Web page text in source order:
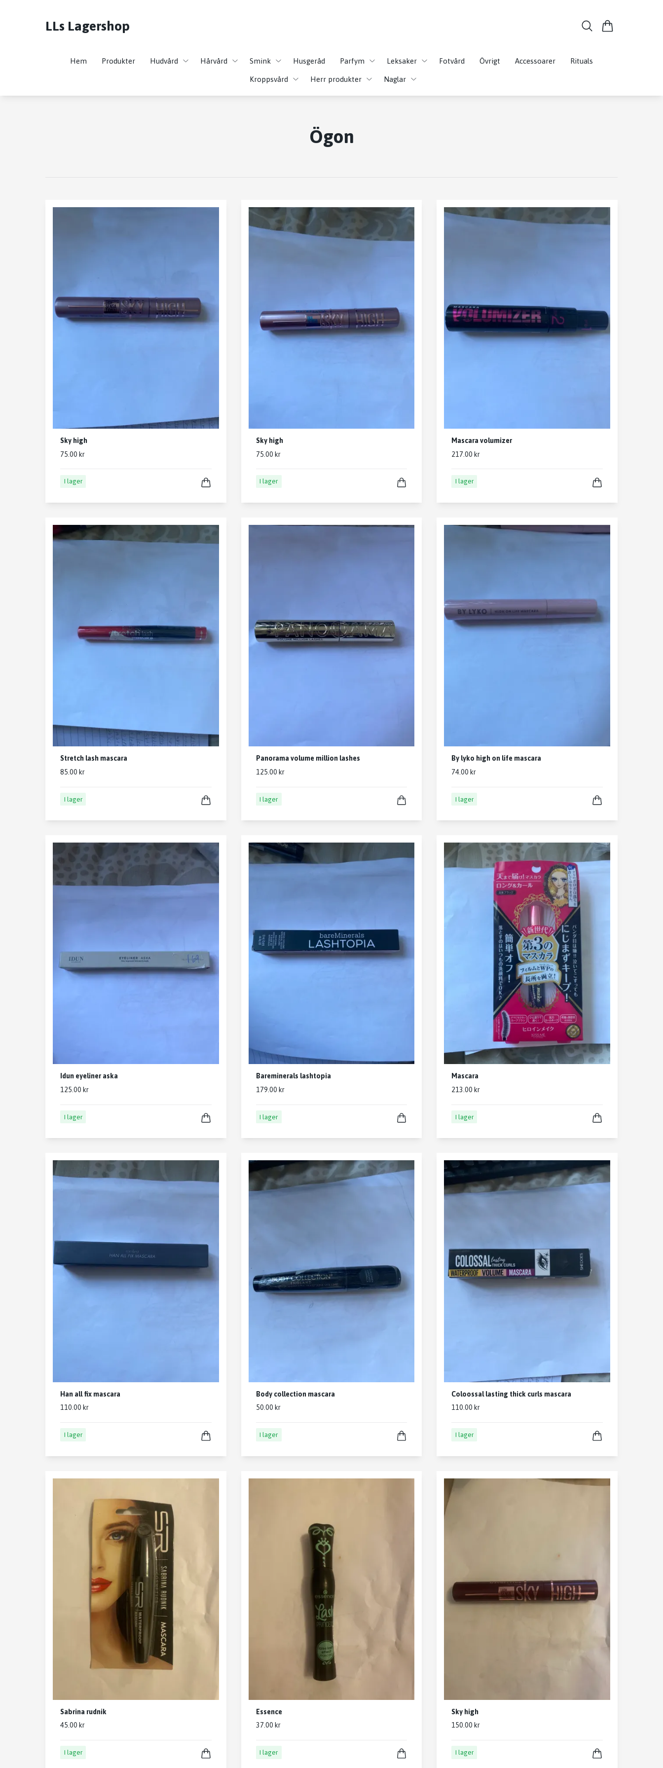
LLs Lagershop
Hem Produkter Hudvård Hårvård Smink Husgeråd Parfym Leksaker Fotvård Övrigt Accessoarer Rituals
Kroppsvård Herr produkter Naglar
Ögon
Sky high
75.00 kr
I lager
Sky high
75.00 kr
I lager
Mascara volumizer
217.00 kr
I lager
Stretch lash mascara
85.00 kr
I lager
Panorama volume million lashes
125.00 kr
I lager
By lyko high on life mascara
74.00 kr
I lager
Idun eyeliner aska
125.00 kr
I lager
Bareminerals lashtopia
179.00 kr
I lager
Mascara
213.00 kr
I lager
Han all fix mascara
110.00 kr
I lager
Body collection mascara
50.00 kr
I lager
Coloossal lasting thick curls mascara
110.00 kr
I lager
Sabrina rudnik
45.00 kr
I lager
Essence
37.00 kr
I lager
Sky high
150.00 kr
I lager